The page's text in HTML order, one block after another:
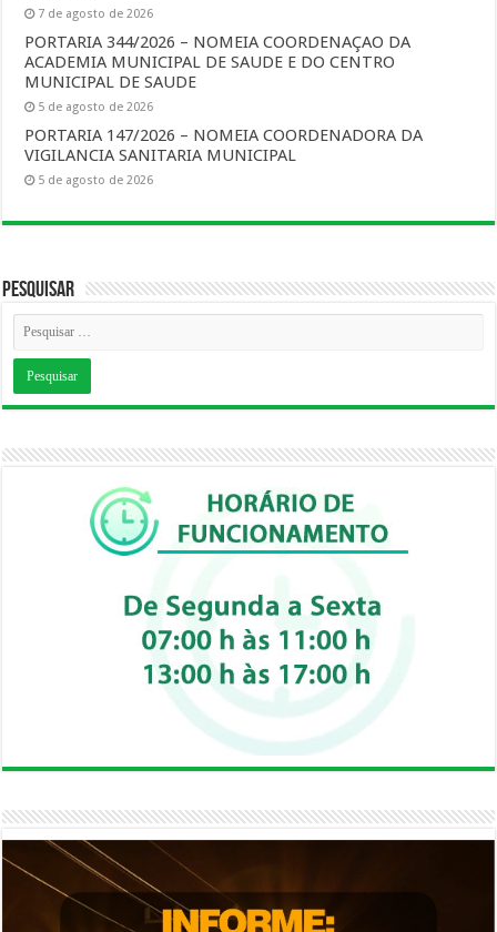
7 de agosto de 2026
PORTARIA 344/2026 – NOMEIA COORDENAÇAO DA
ACADEMIA MUNICIPAL DE SAUDE E DO CENTRO
MUNICIPAL DE SAUDE
5 de agosto de 2026
PORTARIA 147/2026 – NOMEIA COORDENADORA DA
VIGILANCIA SANITARIA MUNICIPAL
5 de agosto de 2026
Pesquisar